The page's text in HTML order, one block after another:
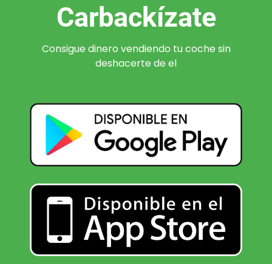
Carbackízate
Consigue dinero vendiendo tu coche sin
deshacerte de el